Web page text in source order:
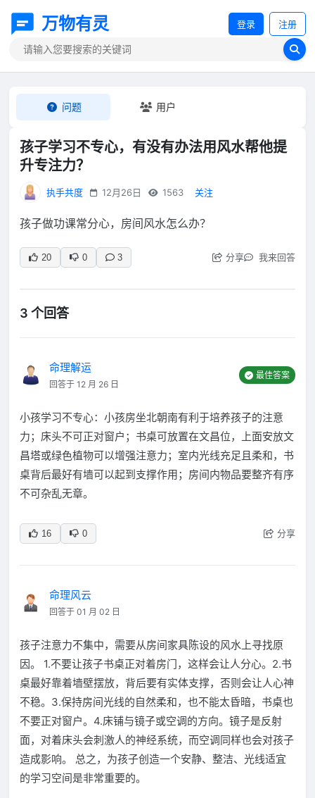
万物有灵 登录 注册
问题 用户
孩子学习不专心，有没有办法用风水帮他提
升专注力？
执手共度 12月26日 1563 关注
孩子做功课常分心，房间风水怎么办？
20 0 3 分享 我来回答
3 个回答
命理解运
回答于 12 月 26 日
最佳答案
小孩学习不专心：小孩房坐北朝南有利于培养孩子的注意
力；床头不可正对窗户；书桌可放置在文昌位，上面安放文
昌塔或绿色植物可以增强注意力；室内光线充足且柔和，书
桌背后最好有墙可以起到支撑作用；房间内物品要整齐有序
不可杂乱无章。
16 0 分享
命理风云
回答于 01 月 02 日
孩子注意力不集中，需要从房间家具陈设的风水上寻找原
因。 1.不要让孩子书桌正对着房门，这样会让人分心。2.书
桌最好靠着墙壁摆放，背后要有实体支撑，否则会让人心神
不稳。3.保持房间光线的自然柔和，也不能太昏暗，书桌也
不要正对窗户。4.床铺与镜子或空调的方向。镜子是反射
面，对着床头会刺激人的神经系统，而空调同样也会对孩子
造成影响。 总之，为孩子创造一个安静、整洁、光线适宜
的学习空间是非常重要的。